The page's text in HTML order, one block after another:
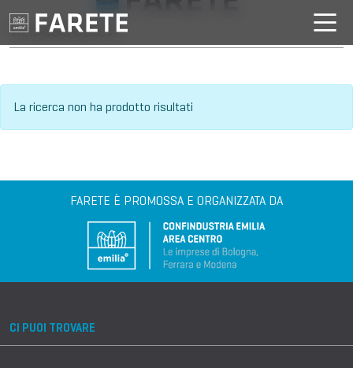
VILLAGGIO DELL'IA
La ricerca non ha prodotto risultati
FARETE È PROMOSSA E ORGANIZZATA DA
CI PUOI TROVARE